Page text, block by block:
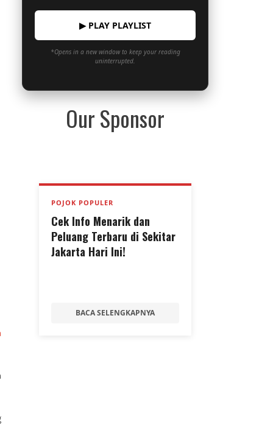
▶ PLAY PLAYLIST
*Opens in a new window to keep your reading
uninterrupted.
Our Sponsor
POJOK POPULER
Cek Info Menarik dan
Peluang Terbaru di Sekitar
Jakarta Hari Ini!
BACA SELENGKAPNYA